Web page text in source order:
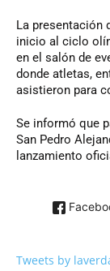
La presentación
inicio al ciclo
en el salón de
donde atletas,
asistieron para
Se informó que
San Pedro
lanzamiento
Tweets by